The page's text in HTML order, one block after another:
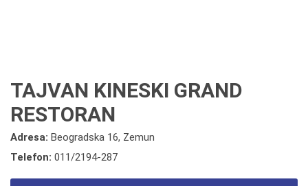
TAJVAN KINESKI GRAND
RESTORAN
Adresa: Beogradska 16, Zemun
Telefon: 011/2194-287